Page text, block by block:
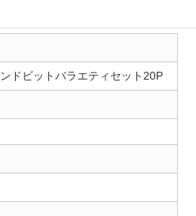
ドビットバラエティセット20P